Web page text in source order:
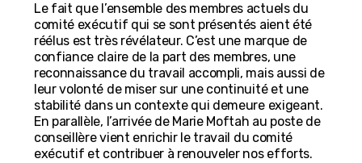
Le fait que l’ensemble des membres actuels du
comité exécutif qui se sont présentés aient été
réélus est très révélateur. C’est une marque de
confiance claire de la part des membres, une
reconnaissance du travail accompli, mais aussi de
leur volonté de miser sur une continuité et une
stabilité dans un contexte qui demeure exigeant.
En parallèle, l’arrivée de Marie Moftah au poste de
conseillère vient enrichir le travail du comité
exécutif et contribuer à renouveler nos efforts.